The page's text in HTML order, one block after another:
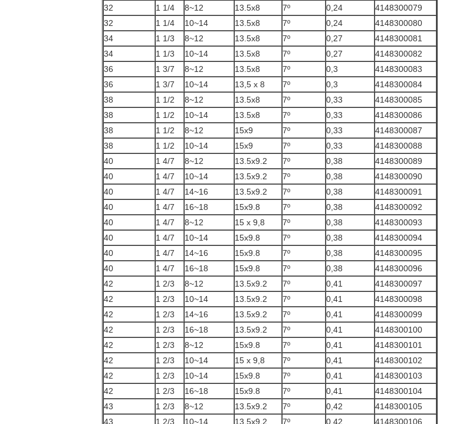
32
1 1/4 8~12 13.5x8 7º 0,24
4148300079
32
1 1/4 10~14 13.5x8 7º 0,24
4148300080
34
1 1/3 8~12 13.5x8 7º 0,27
4148300081
34
1 1/3 10~14 13.5x8 7º 0,27
4148300082
36
1 3/7 8~12 13.5x8 7º 0,3
4148300083
36
1 3/7 10~14 13,5 x 8 7º 0,3
4148300084
38
1 1/2 8~12 13.5x8 7º 0,33
4148300085
38
1 1/2 10~14 13.5x8 7º 0,33
4148300086
38
1 1/2 8~12 15x9 7º 0,33
4148300087
38
1 1/2 10~14 15x9 7º 0,33
4148300088
40
1 4/7 8~12 13.5x9.2 7º 0,38
4148300089
40
1 4/7 10~14 13.5x9.2 7º 0,38
4148300090
40
1 4/7 14~16 13.5x9.2 7º 0,38
4148300091
40
1 4/7 16~18 15x9.8 7º 0,38
4148300092
40
1 4/7 8~12 15 x 9,8 7º 0,38
4148300093
40
1 4/7 10~14 15x9.8 7º 0,38
4148300094
40
1 4/7 14~16 15x9.8 7º 0,38
4148300095
40
1 4/7 16~18 15x9.8 7º 0,38
4148300096
42
1 2/3 8~12 13.5x9.2 7º 0,41
4148300097
42
1 2/3 10~14 13.5x9.2 7º 0,41
4148300098
42
1 2/3 14~16 13.5x9.2 7º 0,41
4148300099
42
1 2/3 16~18 13.5x9.2 7º 0,41
4148300100
42
1 2/3 8~12 15x9.8 7º 0,41
4148300101
42
1 2/3 10~14 15 x 9,8 7º 0,41
4148300102
42
1 2/3 10~14 15x9.8 7º 0,41
4148300103
42
1 2/3 16~18 15x9.8 7º 0,41
4148300104
43
1 2/3 8~12 13.5x9.2 7º 0,42
4148300105
43
1 2/3 10~14 13.5x9.2 7º 0,42
4148300106